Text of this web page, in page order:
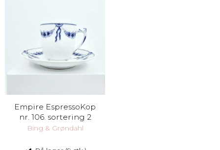
Empire EspressoKop
nr. 106. sortering 2
Bing & Grøndahl